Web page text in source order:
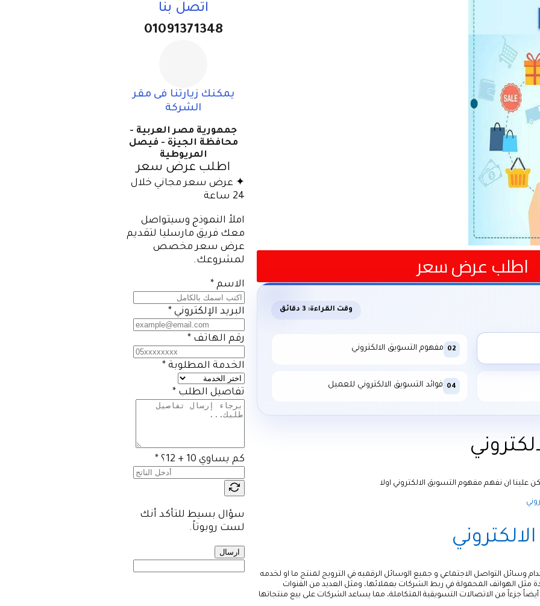
اطلب عرض سعر
وقت القراءة: 3 دقائق
02 مفهوم التسويق الالكتروني
04 فوائد التسويق الالكتروني للعميل
علينا ان نفهم مفهوم التسويق الالكتروني اولا
وسائل التواصل الاجتماعي و جميع الوسائل الرقميه في الترويج لمنتج ما او لخدمه
الهواتف المحمولة في ربط الشركات بعملائها، ومثل العديد من القنوات
أيضاً جزءاً من الاتصالات التسويقية المتكاملة، مما يساعد الشركات على بيع منتجاتها
اتصل بنا
01091371348
يمكنك زيارتنا فى مقر
الشركة
جمهورية مصر العربية -
محافظة الجيزة - فيصل
المريوطية
اطلب عرض سعر
✦ عرض سعر مجاني خلال
24 ساعة
املأ النموذج وسيتواصل
معك فريق مارسليا لتقديم
عرض سعر مخصص
لمشروعك.
الاسم *
البريد الإلكتروني *
رقم الهاتف *
الخدمة المطلوبة *
تفاصيل الطلب *
كم يساوي 10 + 12؟ *
سؤال بسيط للتأكد أنك
لست روبوتاً.
ارسال